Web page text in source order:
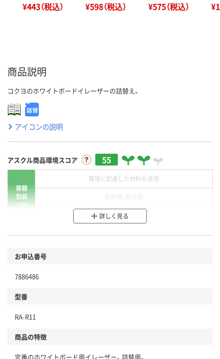
¥443（税込） ¥598（税込） ¥575（税込）
商品説明
コクヨのホワイトボードイレーザーの詰替え。
アイコンの説明
アスクル商品環境スコア 55
容器
包装
環境に配慮した材料を使用
分別・リサイクルしやすい設計
本体
仕組
詳しく見る
お申込番号
7886486
型番
RA-R11
商品の特徴
定番のホワイトボード用イレーザー。詰替用。